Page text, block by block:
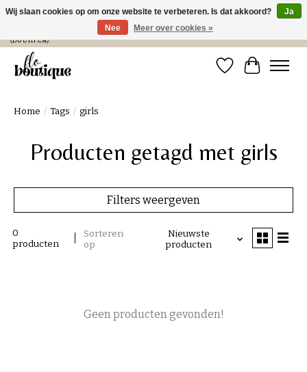
Verzending in NL € 4,99 en gratis bij een bestelling > € 100 of afhalen in de winkel
(Do t/m Za).
Verlanglijst
Home / Tags / girls
Producten getagd met girls
Filters weergeven
0
producten
Sorteren
op
Nieuwste
producten
Geen producten gevonden!
Wij slaan cookies op om onze website te verbeteren. Is dat akkoord?
Ja
Nee
Meer over cookies »